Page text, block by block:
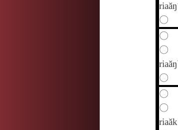
〇
〇
〇
〇
〇
〇
riaăk